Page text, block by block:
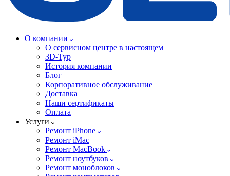
О компании
О сервисном центре в настоящем
3D-Тур
История компании
Блог
Корпоративное обслуживание
Доставка
Наши сертификаты
Оплата
Услуги
Ремонт iPhone
Ремонт iMac
Ремонт MacBook
Ремонт ноутбуков
Ремонт моноблоков